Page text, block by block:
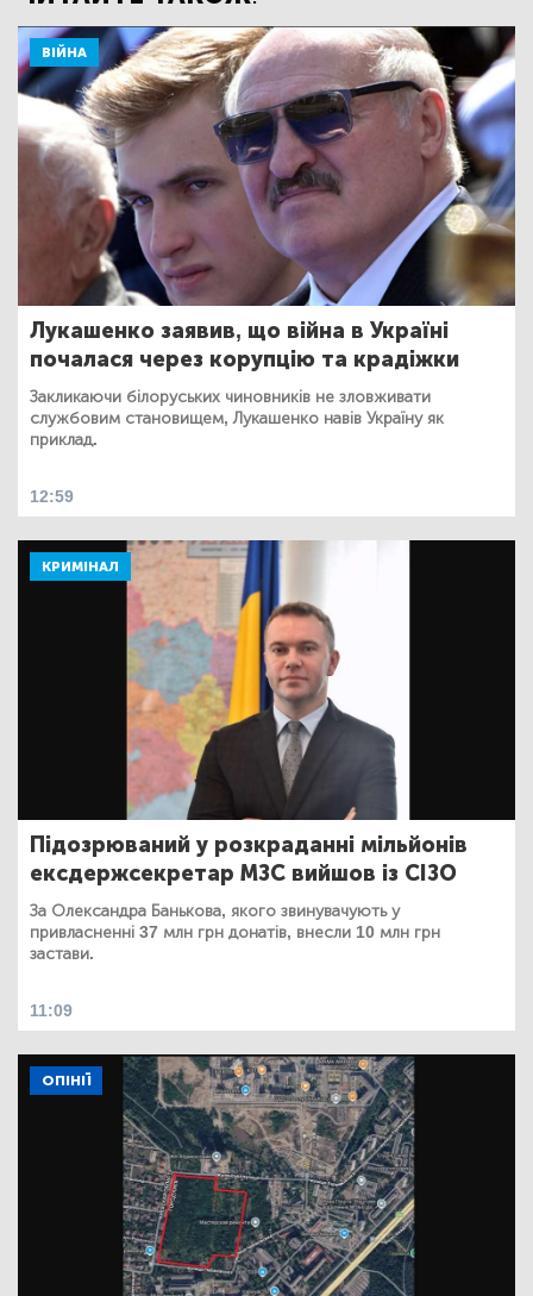
ВІЙНА
Лукашенко заявив, що війна в Україні
почалася через корупцію та крадіжки
Закликаючи білоруських чиновників не зловживати
службовим становищем, Лукашенко навів Україну як
приклад.
12:59
КРИМІНАЛ
Підозрюваний у розкраданні мільйонів
ексдержсекретар МЗС вийшов із СІЗО
За Олександра Банькова, якого звинувачують у
привласненні 37 млн грн донатів, внесли 10 млн грн
застави.
11:09
ОПІНІЇ